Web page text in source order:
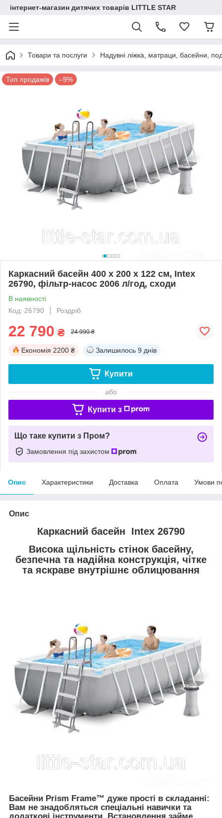
інтернет-магазин дитячих товарів LITTLE STAR
Товари та послуги Надувні ліжка, матраци, басейни,
Топ продажів –9%
Каркасний басейн 400 x 200 x 122 см, Intex
26790, фільтр-насос 2006 л/год, сходи
В наявності
Код: 26790
Роздріб
22 790 ₴ 24 990 ₴
Економія 2200 ₴ Залишилось 9 днів
Купити
або
Купити з
Що таке купити з Пром?
Замовлення під захистом
Опис Характеристики Доставка Оплата Умови
Опис
Каркасний басейн Intex 26790
Висока щільність стінок басейну,
безпечна та надійна конструкція, чітке
та яскраве внутрішнє облицювання
Басейни Prism Frame™ дуже прості в складанні:
Вам не знадобляться спеціальні навички та